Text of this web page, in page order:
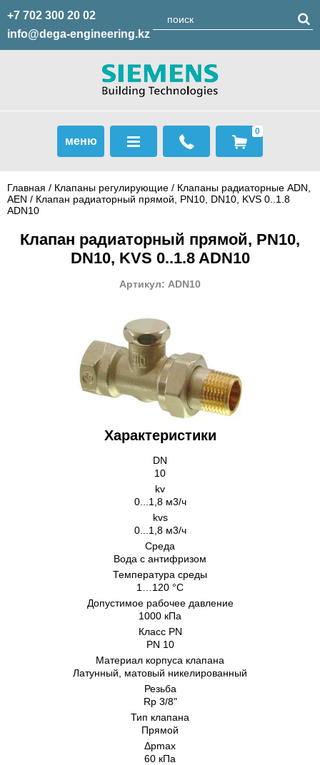
+7 702 300 20 02
info@dega-engineering.kz
меню
0
Главная / Клапаны регулирующие / Клапаны радиаторные ADN,
AЕN / Клапан радиаторный прямой, PN10, DN10, KVS 0..1.8
ADN10
Клапан радиаторный прямой, PN10,
DN10, KVS 0..1.8 ADN10
Артикул: ADN10
Характеристики
DN
10
kv
0...1,8 м3/ч
kvs
0...1,8 м3/ч
Cреда
Вода с антифризом
Температура среды
1…120 °C
Допустимое рабочее давление
1000 кПа
Класс PN
PN 10
Материал корпуса клапана
Латунный, матовый никелированный
Резьба
Rp 3/8"
Тип клапана
Прямой
Δpmax
60 кПа